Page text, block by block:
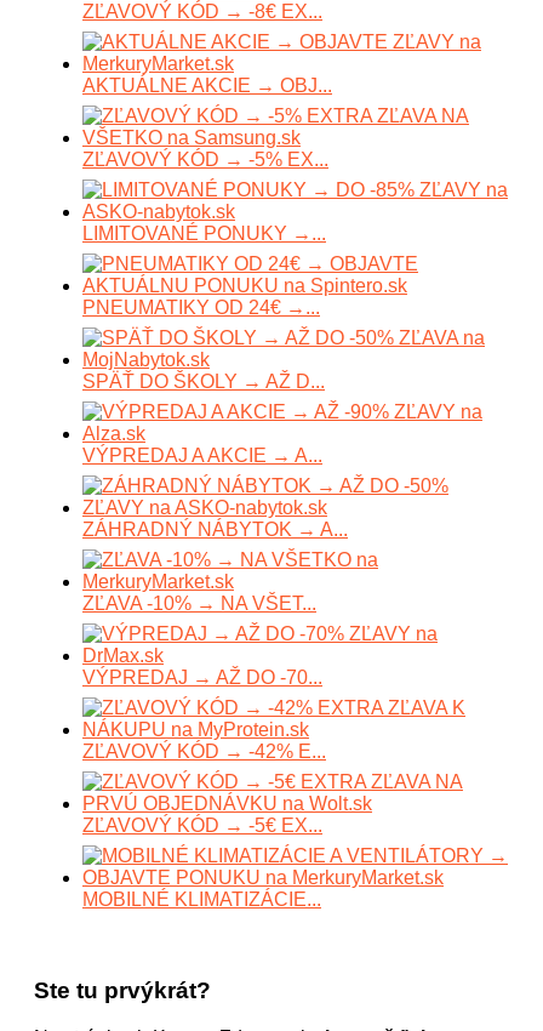
ZĽAVOVÝ KÓD → -8€ EX...
AKTUÁLNE AKCIE → OBJ...
ZĽAVOVÝ KÓD → -5% EX...
LIMITOVANÉ PONUKY →...
PNEUMATIKY OD 24€ →...
SPÄŤ DO ŠKOLY → AŽ D...
VÝPREDAJ A AKCIE → A...
ZÁHRADNÝ NÁBYTOK → A...
ZĽAVA -10% → NA VŠET...
VÝPREDAJ → AŽ DO -70...
ZĽAVOVÝ KÓD → -42% E...
ZĽAVOVÝ KÓD → -5€ EX...
MOBILNÉ KLIMATIZÁCIE...
Ste tu prvýkrát?